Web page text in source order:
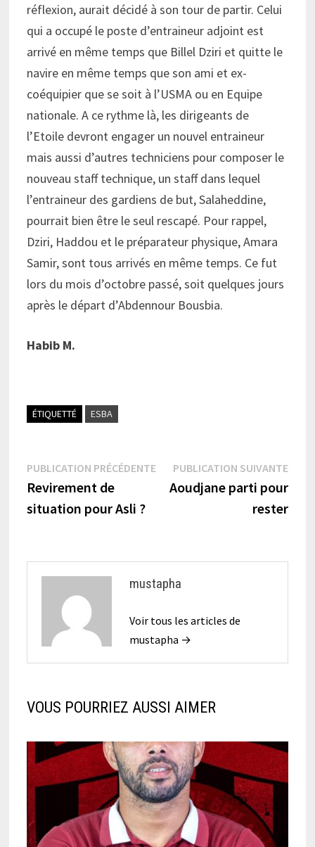
réflexion, aurait décidé à son tour de partir. Celui
qui a occupé le poste d’entraineur adjoint est
arrivé en même temps que Billel Dziri et quitte le
navire en même temps que son ami et ex-
coéquipier que se soit à l’USMA ou en Equipe
nationale. A ce rythme là, les dirigeants de
l’Etoile devront engager un nouvel entraineur
mais aussi d’autres techniciens pour composer le
nouveau staff technique, un staff dans lequel
l’entraineur des gardiens de but, Salaheddine,
pourrait bien être le seul rescapé. Pour rappel,
Dziri, Haddou et le préparateur physique, Amara
Samir, sont tous arrivés en même temps. Ce fut
lors du mois d’octobre passé, soit quelques jours
après le départ d’Abdennour Bousbia.
Habib M.
ÉTIQUETTÉ ESBA
Navigation
de
l’article
PUBLICATION PRÉCÉDENTEPublication
précédente :
Revirement de
situation pour Asli ?
PUBLICATION SUIVANTE
Aoudjane parti pour
rester
mustapha
Voir tous les articles de
mustapha →
VOUS POURRIEZ AUSSI AIMER